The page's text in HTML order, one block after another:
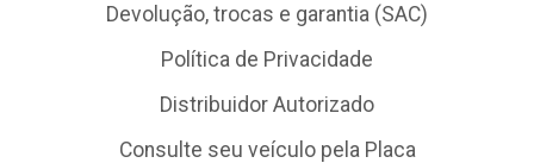
Devolução, trocas e garantia (SAC)
Política de Privacidade
Distribuidor Autorizado
Consulte seu veículo pela Placa